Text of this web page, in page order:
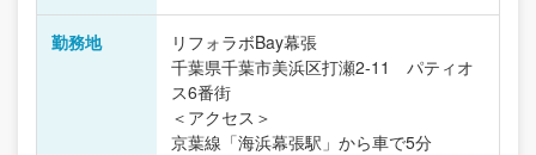
勤務地
リフォラボBay幕張
千葉県千葉市美浜区打瀬2-11 パティオ
ス6番街
＜アクセス＞
京葉線「海浜幕張駅」から車で5分